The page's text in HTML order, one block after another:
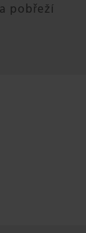
pobřeží